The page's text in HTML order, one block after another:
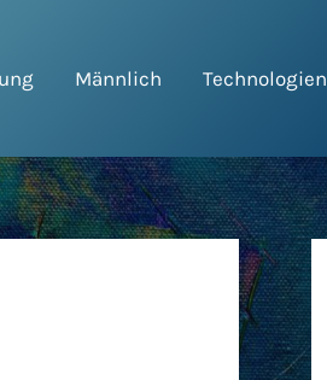
Männlich Technologien